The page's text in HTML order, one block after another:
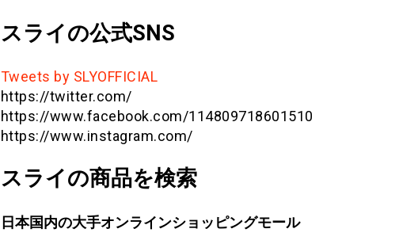
スライの公式SNS
Tweets by SLYOFFICIAL
https://twitter.com/
https://www.facebook.com/114809718601510
https://www.instagram.com/
スライの商品を検索
日本国内の大手オンラインショッピングモール